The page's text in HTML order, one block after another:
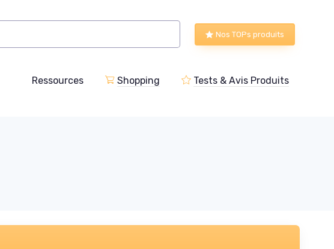
Nos TOPs produits
Ressources Shopping Tests & Avis Produits